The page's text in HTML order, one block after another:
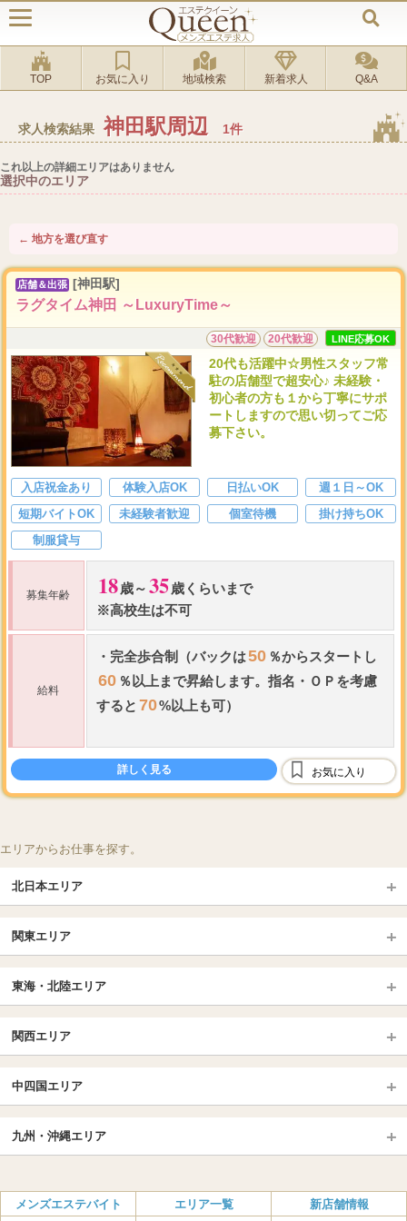
TOP お気に入り 地域検索 新着求人 Q&A
求人検索結果 神田駅周辺 1件
これ以上の詳細エリアはありません
選択中のエリア
← 地方を選び直す
店舗＆出張 [神田駅]
ラグタイム神田 ～LuxuryTime～
30代歓迎 20代歓迎 LINE応募OK
20代も活躍中☆男性スタッフ常
駐の店舗型で超安心♪ 未経験・
初心者の方も１から丁寧にサポ
ートしますので思い切ってご応
募下さい。
入店祝金あり 体験入店OK 日払いOK
週１日～OK
短期バイトOK
未経験者歓迎 個室待機
掛け持ちOK
制服貸与
募集年齢 18歳～ 35歳くらいまで
※高校生は不可
給料
・ 完全歩合制（バックは50 ％からスタートし
60 ％以上まで昇給します。指名 ・ ＯＰを考慮
すると 70%以上も可）
60分7,000円～9,000円以上
90 分 9,000 円以上
...
詳しく見る お気に入り
エリアからお仕事を探す。
北日本エリア
北海道（札幌・旭川・函館）
青森
岩手 (盛岡・北上)
福島 (いわき・郡山)
山形
長野・松本・上田
群馬（伊勢崎・高崎・前橋）
関東エリア
大宮・浦和・川口
越谷・春日部
千葉TOP
松戸・柏
池袋・大塚
新宿
恵比寿・目黒・自由が丘
赤坂・麻布・六本木
東海・北陸エリア
愛知（名古屋）
岐阜県
北陸
名古屋TOP
丸の内・久屋・高岳
大須・上前津・鶴舞
関西エリア
京都駅・伏見区
烏丸御池駅
四条烏丸・河原町・祇園四条
三条・京都市役所前
大阪エリア
梅田・北新地 肥後橋・淀屋橋・北浜
中四国エリア
広島
岡山
香川（高松）
愛媛（松山）
九州・沖縄エリア
福岡 佐賀
メンズエステバイト エリア一覧 新店舗情報